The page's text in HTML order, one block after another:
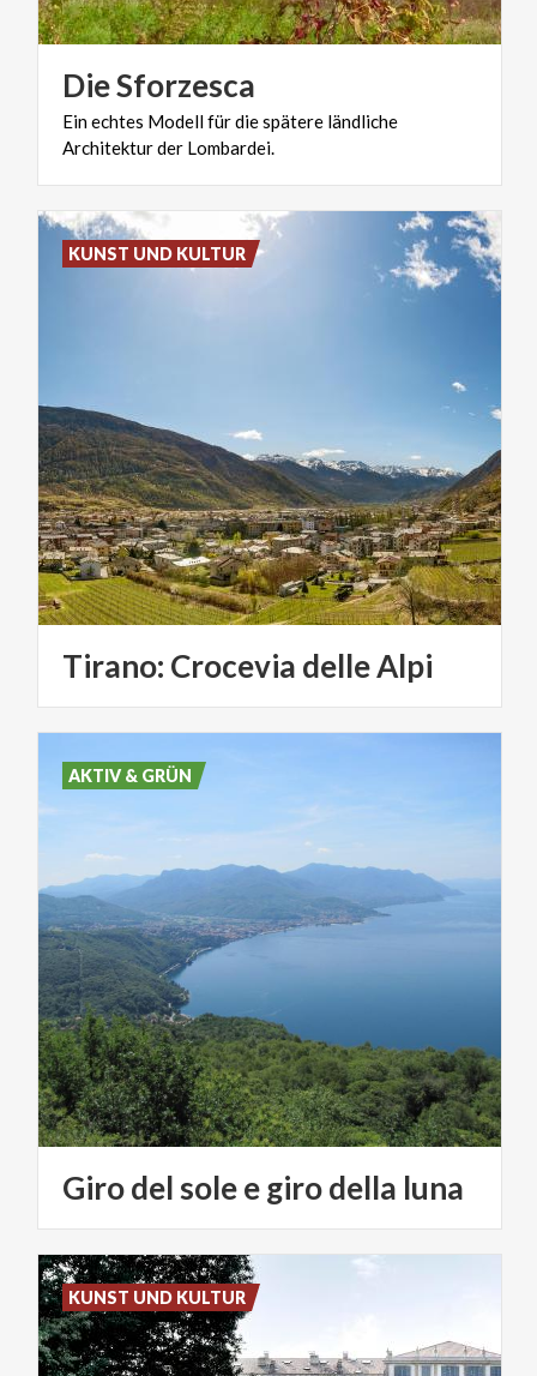
DieSforzesca
Einechtes Modellfürdiespätere ländliche
Architekturder Lombardei.
Tirano: Crocevia delleAlpi
KUNST UND KULTUR
Girodel soleegirodella luna
AKTIV & GRÜN
KUNST UND KULTUR